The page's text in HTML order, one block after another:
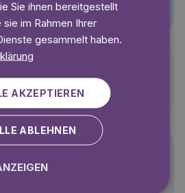
Sie ihnen bereitgestellt
im Rahmen Ihrer
gesammelt haben.
AKZEPTIEREN
ABLEHNEN